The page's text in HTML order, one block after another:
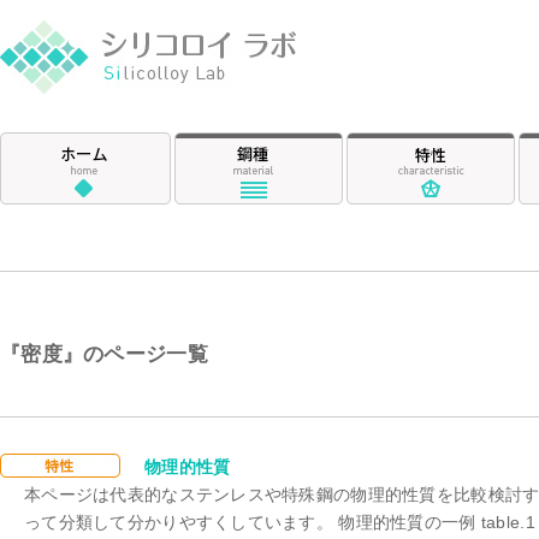
『密度』のページ一覧
密度物理的性質
本ページは代表的なステンレスや特殊鋼の物理的性質を比較検討
って分類して分かりやすくしています。 物理的性質の一例